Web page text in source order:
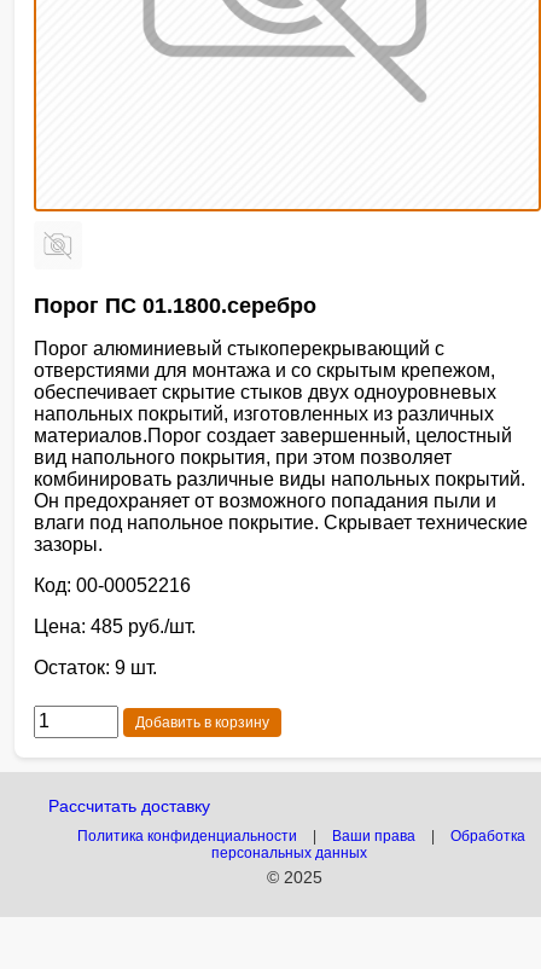
Порог ПС 01.1800.серебро
Порог алюминиевый стыкоперекрывающий с
отверстиями для монтажа и со скрытым крепежом,
обеспечивает скрытие стыков двух одноуровневых
напольных покрытий, изготовленных из различных
материалов.Порог создает завершенный, целостный
вид напольного покрытия, при этом позволяет
комбинировать различные виды напольных покрытий.
Он предохраняет от возможного попадания пыли и
влаги под напольное покрытие. Скрывает технические
зазоры.
Код: 00-00052216
Цена: 485 руб./шт.
Остаток: 9 шт.
Добавить в корзину
Рассчитать доставку
Политика конфиденциальности Ваши права
Обработка
персональных данных
© 2025